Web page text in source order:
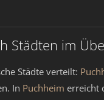
Städten im
Städte verteilt:
In Puchheim erreicht